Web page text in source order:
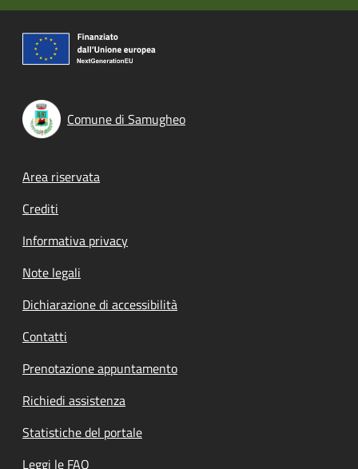
Comune di Samugheo
Footer menu
Area riservata
Crediti
Informativa privacy
Note legali
Dichiarazione di accessibilità
Contatti
Prenotazione appuntamento
Richiedi assistenza
Statistiche del portale
Leggi le FAQ